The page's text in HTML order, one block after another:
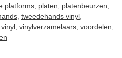
platforms, platen platenbeurzen
, tweedehands vinyl,
vinyl, vinylverzamelaars, voordelen